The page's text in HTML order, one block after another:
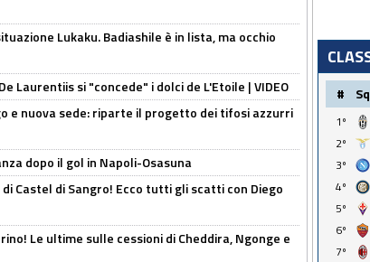
Lukaku. Badiashile è in lista, ma occhio
Laurentiis si "concede" i dolci de L'Etoile | VIDEO
e nuova sede: riparte il progetto dei tifosi azzurri
dopo il gol in Napoli-Osasuna
Castel di Sangro! Ecco tutti gli scatti con Diego
Le ultime sulle cessioni di Cheddira, Ngonge e
#
1º
2º
3º
4º
5º
6º
7º